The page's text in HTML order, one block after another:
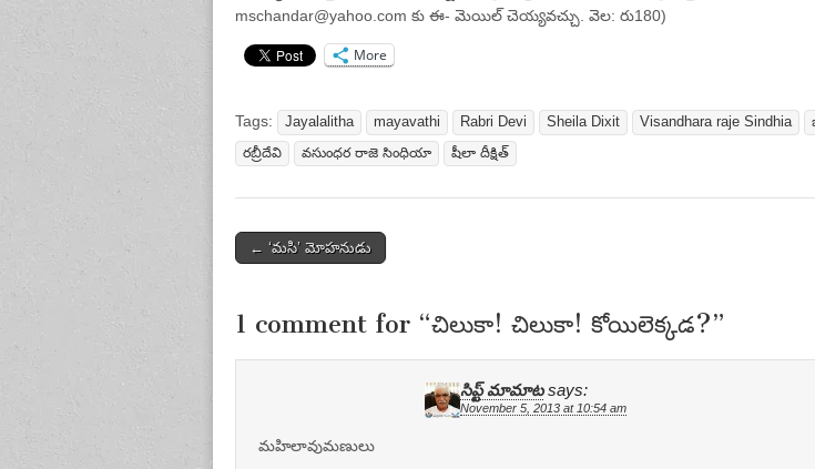
mschandar@yahoo.com కు ఈ- మెయిల్ చెయ్యవచ్చు. వెల: రు180)
More
Tags: Jayalalitha mayavathi Rabri Devi Sheila Dixit Visandhara raje Sindhia
రబ్రీదేవి
వసుంధర రాజె సింధియా షీలా దీక్షిత్
Post
← ‘మసి’ మోహనుడు
1 comment for “చిలుకా! చిలుకా! కోయిలెక్కడ?”
సిప్ట్ మామాట says:
November 5, 2013 at 10:54 am
మహిలావుమణులు